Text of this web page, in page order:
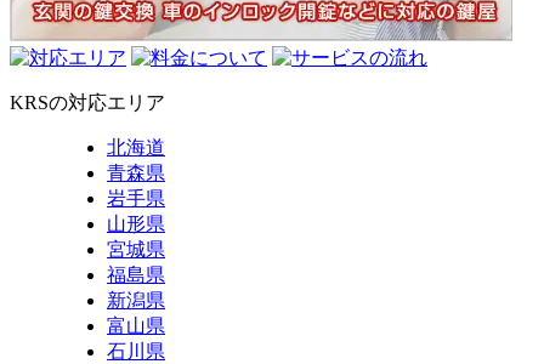
KRSの対応エリア
北海道
青森県
岩手県
山形県
宮城県
福島県
新潟県
富山県
石川県